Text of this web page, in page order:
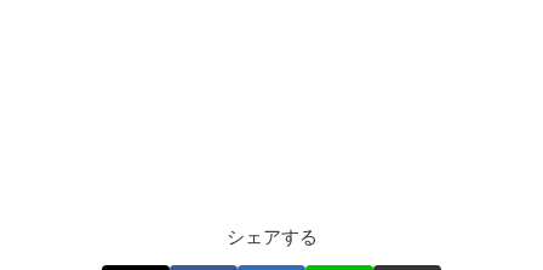
シェアする